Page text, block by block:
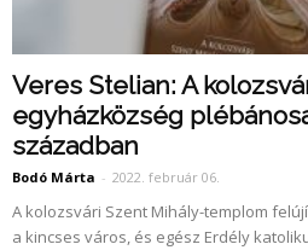
Veres Stelian: A
egyházközség
században
Bodó Márta - 2022. február 06.
A kolozsvári Szent Mihály-templom
a kincses város, és egész Erdély